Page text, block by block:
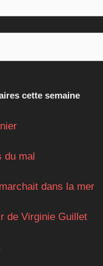
cette semaine
du mal
dans la mer
de Virginie Guillet